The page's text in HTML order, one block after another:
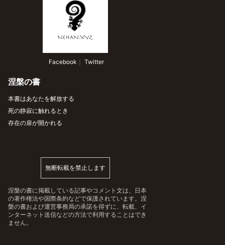
Facebook ｜ Twitter
涅槃の書
本書はあなたを解放する
死の静寂に触れるとき
存在の扉が開かれる
無断転載を禁止します
涅槃の書に掲載している記事やコメント文は、日本
の著作権法や国際条約などで保護されています。涅
槃の書および運営事務局の承諾を得ずに、転載、イ
ンターネット送信などの方法で利用することはでき
ません。